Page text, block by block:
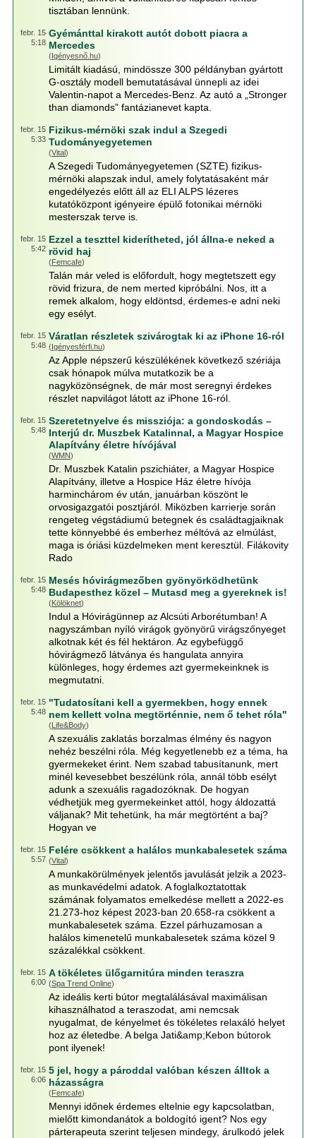
tisztában lennünk.
febr. 15
5:18
Gyémánttal kirakott autót dobott piacra a
Mercedes
(Igényesnő.hu)
Limitált kiadású, mindössze 300 példányban gyártott
G-osztály modell bemutatásával ünnepli az idei
Valentin-napot a Mercedes-Benz. Az autó a „Stronger
than diamonds” fantázianevet kapta.
febr. 15
5:33
Fizikus-mérnöki szak indul a Szegedi
Tudományegyetemen
(Vital)
A Szegedi Tudományegyetemen (SZTE) fizikus-
mérnöki alapszak indul, amely folytatásaként már
engedélyezés előtt áll az ELI ALPS lézeres
kutatóközpont igényeire épülő fotonikai mérnöki
mesterszak terve is.
febr. 15
5:42
Ezzel a teszttel kiderítheted, jól állna-e neked a
rövid haj
(Femcafe)
Talán már veled is előfordult, hogy megtetszett egy
rövid frizura, de nem merted kipróbálni. Nos, itt a
remek alkalom, hogy eldöntsd, érdemes-e adni neki
egy esélyt.
febr. 15
5:48
Váratlan részletek szivárogtak ki az iPhone 16-ról
(Igényesférfi.hu)
Az Apple népszerű készülékének következő szériája
csak hónapok múlva mutatkozik be a
nagyközönségnek, de már most seregnyi érdekes
részlet napvilágot látott az iPhone 16-ról.
febr. 15
5:48
Szeretetnyelve és missziója: a gondoskodás –
Interjú dr. Muszbek Katalinnal, a Magyar Hospice
Alapítvány életre hívójával
(WMN)
Dr. Muszbek Katalin pszichiáter, a Magyar Hospice
Alapítvány, illetve a Hospice Ház életre hívója
harminchárom év után, januárban köszönt le
orvosigazgatói posztjáról. Miközben karrierje során
rengeteg végstádiumú betegnek és családtagjaiknak
tette könnyebbé és emberhez méltóvá az elmúlást,
maga is óriási küzdelmeken ment keresztül. Filákovity
Rado
febr. 15
5:48
Mesés hóvirágmezőben gyönyörködhetünk
Budapesthez közel – Mutasd meg a gyereknek is!
(Kölöknet)
Indul a Hóvirágünnep az Alcsúti Arborétumban! A
nagyszámban nyíló virágok gyönyörű virágszőnyeget
alkotnak két és fél hektáron. Az egybefüggő
hóvirágmező látványa és hangulata annyira
különleges, hogy érdemes azt gyermekeinknek is
megmutatni.
febr. 15
5:48
"Tudatosítani kell a gyermekben, hogy ennek
nem kellett volna megtörténnie, nem ő tehet róla"
(Life&Body)
A szexuális zaklatás borzalmas élmény és nagyon
nehéz beszélni róla. Még kegyetlenebb ez a téma, ha
gyermekeket érint. Nem szabad tabusítanunk, mert
minél kevesebbet beszélünk róla, annál több esélyt
adunk a szexuális ragadozóknak. De hogyan
védhetjük meg gyermekeinket attól, hogy áldozattá
váljanak? Mit tehetünk, ha már megtörtént a baj?
Hogyan ve
febr. 15
5:57
Felére csökkent a halálos munkabalesetek száma
(Vital)
A munkakörülmények jelentős javulását jelzik a 2023-
as munkavédelmi adatok. A foglalkoztatottak
számának folyamatos emelkedése mellett a 2022-es
21.273-hoz képest 2023-ban 20.658-ra csökkent a
munkabalesetek száma. Ezzel párhuzamosan a
halálos kimenetelű munkabalesetek száma közel 9
százalékkal csökkent.
febr. 15
6:00
A tökéletes ülőgarnitúra minden teraszra
(Spa Trend Online)
Az ideális kerti bútor megtalálásával maximálisan
kihasználhatod a teraszodat, ami nemcsak
nyugalmat, de kényelmet és tökéletes relaxáló helyet
hoz az életedbe. A belga Jati&amp;Kebon bútorok
pont ilyenek!
febr. 15
6:06
5 jel, hogy a pároddal valóban készen álltok a
házasságra
(Femcafe)
Mennyi időnek érdemes eltelnie egy kapcsolatban,
mielőtt kimondanátok a boldogító igent? Nos egy
párterapeuta szerint teljesen mindegy, árulkodó jelek